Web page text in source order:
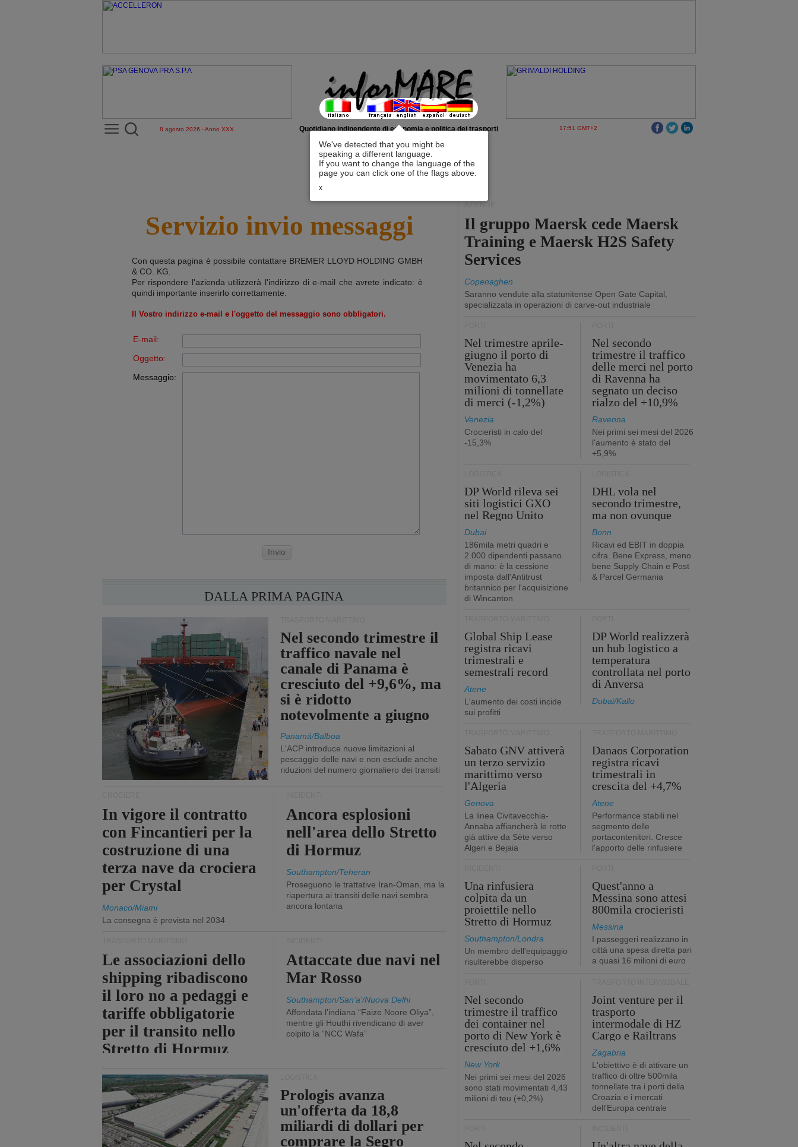
We've detected that you might be
speaking a different language.
If you want to change the language of the
page you can click one of the flags above.
x
8 agosto 2026 - Anno XXX Quotidiano indipendente di economia e politica dei trasporti 17:51 GMT+2
Servizio invio messaggi
Con questa pagina è possibile contattare BREMER LLOYD HOLDING GMBH
& CO. KG
Per rispondere l'azienda utilizzerà l'indirizzo di e-mail che avrete indicato: è
quindi importante inserirlo correttamente.
Il Vostro indirizzo e-mail e l'oggetto del messaggio sono obbligatori.
E-mail:
Oggetto:
Messaggio:
Invio
DALLA PRIMA PAGINA
Nel secondo trimestre il
traffico navale nel
canale di Panama è
cresciuto del +9,6%, ma
si è ridotto
notevolmente a giugno
Panamá/Balboa
L'ACP introduce nuove limitazioni al
pescaggio delle navi e non esclude anche
riduzioni del numero giornaliero dei transiti
In vigore il contratto
con Fincantieri per la
costruzione di una
terza nave da crociera
per Crystal
Monaco/Miami
La consegna è prevista nel 2034
Ancora esplosioni
nell'area dello Stretto
di Hormuz
Southampton/Teheran
Proseguono le trattative Iran-Oman, ma la
riapertura ai transiti delle navi sembra
ancora lontana
Le associazioni dello
shipping ribadiscono
il loro no a pedaggi e
tariffe obbligatorie
per il transito nello
Stretto di Hormuz
Attaccate due navi nel
Mar Rosso
Southampton/San'a'/Nuova Delhi
Affondata l'indiana “Faize Noore Oliya”,
mentre gli Houthi rivendicano di aver
colpito la “NCC Wafa”
Prologis avanza
un'offerta da 18,8
miliardi di dollari per
comprare la Segro
AZIENDE
Il gruppo Maersk cede Maersk
Training e Maersk H2S Safety
Services
Copenaghen
Saranno vendute alla statunitense Open Gate Capital,
specializzata in operazioni di carve-out industriale
Nel trimestre aprile-
giugno il porto di
Venezia ha
movimentato 6,3
milioni di tonnellate
di merci (-1,2%)
Venezia
Crocieristi in calo del
-15,3%
Nel secondo
trimestre il traffico
delle merci nel porto
di Ravenna ha
segnato un deciso
rialzo del +10,9%
Ravenna
Nei primi sei mesi del 2026
l'aumento è stato del
+5,9%
DP World rileva sei
siti logistici GXO
nel Regno Unito
Dubai
186mila metri quadri e
2.000 dipendenti passano
di mano: è la cessione
imposta dall'Antitrust
britannico per l'acquisizione
di Wincanton
DHL vola nel
secondo trimestre,
ma non ovunque
Bonn
Ricavi ed EBIT in doppia
cifra. Bene Express, meno
bene Supply Chain e Post
& Parcel Germania
Global Ship Lease
registra ricavi
trimestrali e
semestrali record
Atene
L'aumento dei costi incide
sui profitti
DP World realizzerà
un hub logistico a
temperatura
controllata nel porto
di Anversa
Dubai/Kallo
Sabato GNV attiverà
un terzo servizio
marittimo verso
l'Algeria
Genova
La linea Civitavecchia-
Annaba affiancherà le rotte
già attive da Sète verso
Algeri e Bejaia
Danaos Corporation
registra ricavi
trimestrali in
crescita del +4,7%
Atene
Performance stabili nel
segmento delle
portacontenitori. Cresce
l'apporto delle rinfusiere
Una rinfusiera
colpita da un
proiettile nello
Stretto di Hormuz
Southampton/Londra
Un membro dell'equipaggio
risulterebbe disperso
Quest'anno a
Messina sono attesi
800mila crocieristi
Messina
I passeggeri realizzano in
città una spesa diretta pari
a quasi 16 milioni di euro
Nel secondo
trimestre il traffico
dei container nel
porto di New York è
cresciuto del +1,6%
New York
Nei primi sei mesi del 2026
sono stati movimentati 4,43
milioni di teu (+0,2%)
Joint venture per il
trasporto
intermodale di HZ
Cargo e Railtrans
Zagabria
L'obiettivo è di attivare un
traffico di oltre 500mila
tonnellate tra i porti della
Croazia e i mercati
dell'Europa centrale